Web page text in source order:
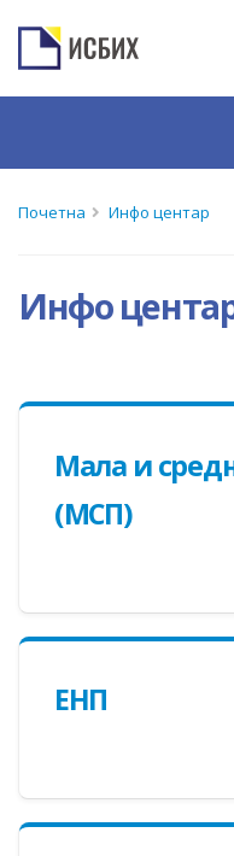
Почетна Инфо центар
Инфо
Мала и
(МСП)
ЕНП